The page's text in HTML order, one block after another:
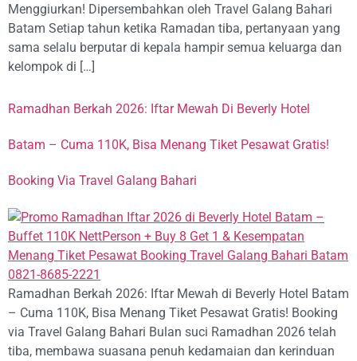
Menggiurkan! Dipersembahkan oleh Travel Galang Bahari
Batam Setiap tahun ketika Ramadan tiba, pertanyaan yang
sama selalu berputar di kepala hampir semua keluarga dan
kelompok di […]
Ramadhan Berkah 2026: Iftar Mewah Di Beverly Hotel
Batam – Cuma 110K, Bisa Menang Tiket Pesawat Gratis!
Booking Via Travel Galang Bahari
Ramadhan Berkah 2026: Iftar Mewah di Beverly Hotel Batam
– Cuma 110K, Bisa Menang Tiket Pesawat Gratis! Booking
via Travel Galang Bahari Bulan suci Ramadhan 2026 telah
tiba, membawa suasana penuh kedamaian dan kerinduan